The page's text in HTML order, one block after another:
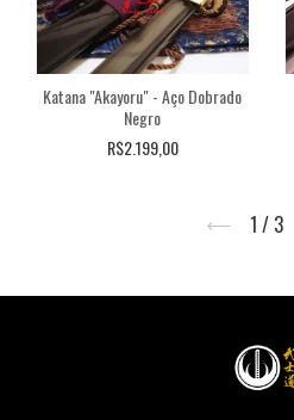
Katana "Akayoru" - Aço Dobrado
Negro
R$2.199,00
1 / 3